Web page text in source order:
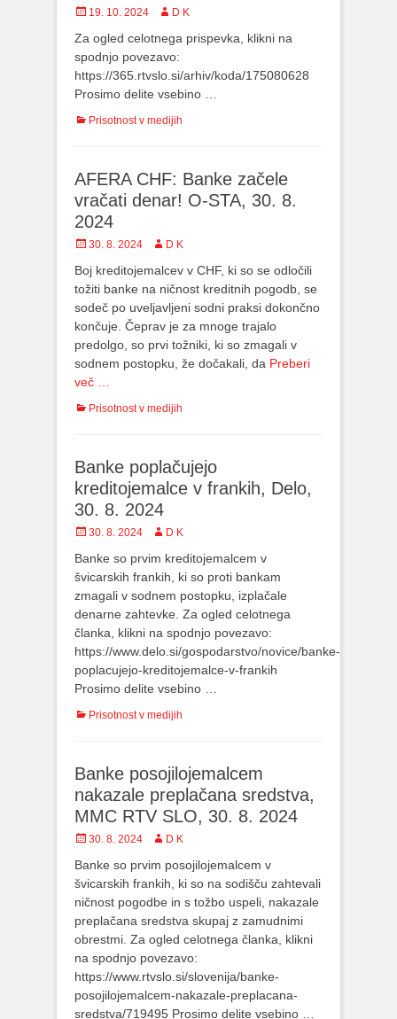
Posted
19. 10. 2024 Author
D K
Za ogled celotnega prispevka, klikni na
spodnjo povezavo:
https://365.rtvslo.si/arhiv/koda/175080628
Prosimo delite vsebino …
Categories
Prisotnost v medijih
AFERA CHF: Banke začele
vračati denar! O-STA, 30. 8.
2024
Posted
30. 8. 2024 Author
D K
Boj kreditojemalcev v CHF, ki so se odločili
tožiti banke na ničnost kreditnih pogodb, se
sodeč po uveljavljeni sodni praksi dokončno
končuje. Čeprav je za mnoge trajalo
predolgo, so prvi tožniki, ki so zmagali v
sodnem postopku, že dočakali, da Preberi
več …
Categories
Prisotnost v medijih
Banke poplačujejo
kreditojemalce v frankih, Delo,
30. 8. 2024
Posted
30. 8. 2024 Author
D K
Banke so prvim kreditojemalcem v
švicarskih frankih, ki so proti bankam
zmagali v sodnem postopku, izplačale
denarne zahtevke. Za ogled celotnega
članka, klikni na spodnjo povezavo:
https://www.delo.si/gospodarstvo/novice/banke-
poplacujejo-kreditojemalce-v-frankih
Prosimo delite vsebino …
Categories
Prisotnost v medijih
Banke posojilojemalcem
nakazale preplačana sredstva,
MMC RTV SLO, 30. 8. 2024
Posted
30. 8. 2024 Author
D K
Banke so prvim posojilojemalcem v
švicarskih frankih, ki so na sodišču zahtevali
ničnost pogodbe in s tožbo uspeli, nakazale
preplačana sredstva skupaj z zamudnimi
obrestmi. Za ogled celotnega članka, klikni
na spodnjo povezavo:
https://www.rtvslo.si/slovenija/banke-
posojilojemalcem-nakazale-preplacana-
sredstva/719495 Prosimo delite vsebino …